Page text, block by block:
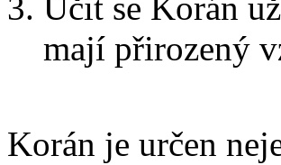
Učit se Korán
mají přirozený
Korán je určen